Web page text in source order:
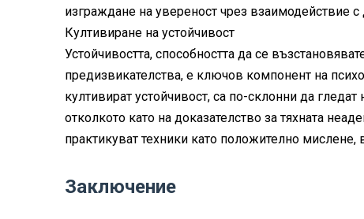
изграждане на увереност чрез взаимодействие
Култивиране на устойчивост
Устойчивостта, способността да се
предизвикателства, е ключов компонент на
култивират устойчивост, са по-склонни да
отколкото като на доказателство за тяхната
практикуват техники като положително
Заключение